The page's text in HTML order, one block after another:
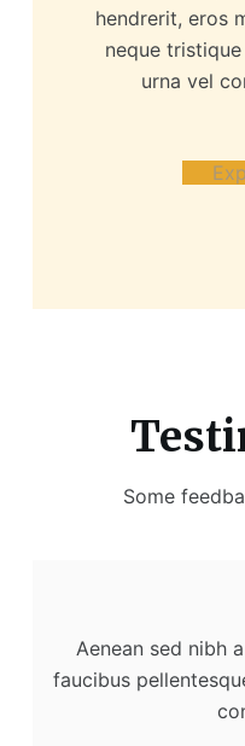
hendrerit, eros
neque
urna vel
Some
Aenean sed nibh
faucibus